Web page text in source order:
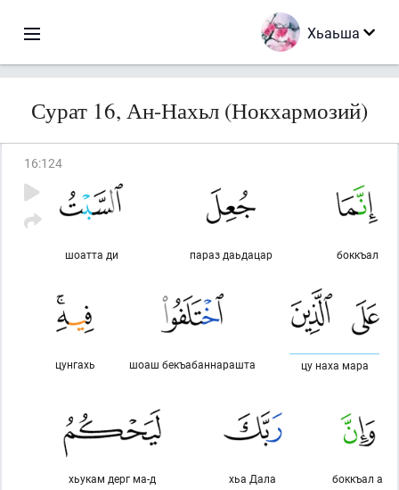
Хьаьша
Сурат 16, Ан-Нахьл (Нокхармозий)
16:124
боккъал
параз даьдацар
шоатта ди
цу наха мара
шоаш бекъабаннарашта
цунгахь
боккъал а
хьа Дала
хьукам дерг ма-д